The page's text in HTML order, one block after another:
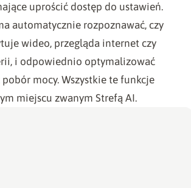
uprościć dostęp do ustawień.
automatycznie rozpoznawać, czy
wideo, przegląda internet czy
i odpowiednio optymalizować
mocy. Wszystkie te funkcje
miejscu zwanym Strefą AI.